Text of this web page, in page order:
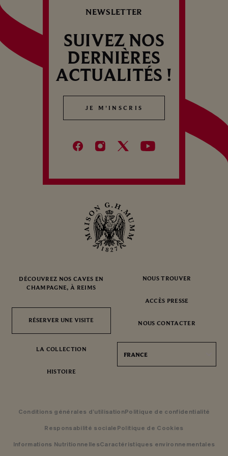
KOSHO…NEWSLETTER
SUIVEZ NOS
DERNIÈRES
ACTUALITÉS !
JE M'INSCRIS
JE M'INSCRIS
DÉCOUVREZ NOS CAVES EN
CHAMPAGNE, À REIMS
RÉSERVER UNE VISITE
RÉSERVER UNE VISITE
LA COLLECTION
HISTOIRE
NOUS TROUVER
ACCÈS PRESSE
NOUS CONTACTER
FRANCE
Conditions générales d’utilisationPolitique de confidentialité
Responsabilité sociale Politique de Cookies
Informations NutritionnellesCaractéristiques environnementales